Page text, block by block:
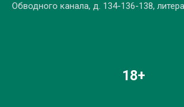
Обводного канала, д. 134-136-138,
18+